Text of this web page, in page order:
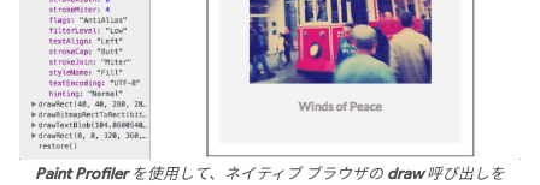
Paint Profilerを使用して、ネイティブ ブラウザの draw呼び出しを